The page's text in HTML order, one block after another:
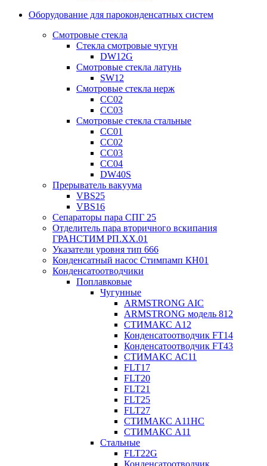
Оборудование для пароконденсатных систем
Смотровые стекла
Стекла смотровые чугун
DW12G
Смотровые стекла латунь
SW12
Смотровые стекла нерж
СС02
СС03
Смотровые стекла стальные
СС01
СС02
СС03
СС04
DW40S
Прерыватель вакуума
VBS25
VBS16
Сепараторы пара СПГ 25
Отделитель пара вторичного вскипания
ГРАНСТИМ РП.XX.01
Указатели уровня тип 666
Конденсатный насос Стимпамп КН01
Конденсатоотводчики
Поплавковые
Чугунные
ARMSTRONG AIC
ARMSTRONG модель 812
СТИМАКС А12
Конденсатоотводчик FT14
Конденсатоотводчик FT43
СТИМАКС АС11
FLT17
FLT20
FLT21
FLT25
FLT27
СТИМАКС А11HC
СТИМАКС А11
Стальные
FLT22G
Конденсатоотводчик